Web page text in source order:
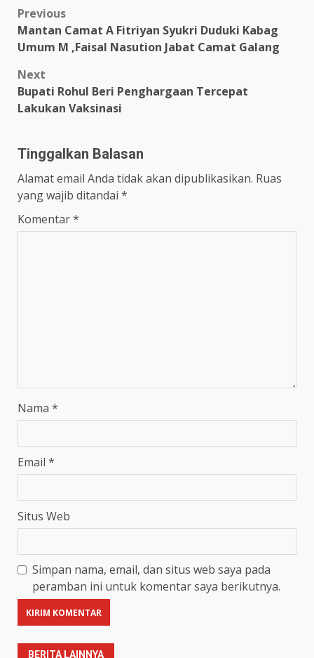
Post
navigation
Previous
Mantan Camat A Fitriyan Syukri Duduki Kabag
Umum M ,Faisal Nasution Jabat Camat Galang
Next
Bupati Rohul Beri Penghargaan Tercepat
Lakukan Vaksinasi
Tinggalkan Balasan
Alamat email Anda tidak akan dipublikasikan. Ruas
yang wajib ditandai *
Komentar*
Nama *
Email *
Situs Web
Simpan nama, email, dan situs web saya pada
peramban ini untuk komentar saya berikutnya.
BERITA LAINNYA